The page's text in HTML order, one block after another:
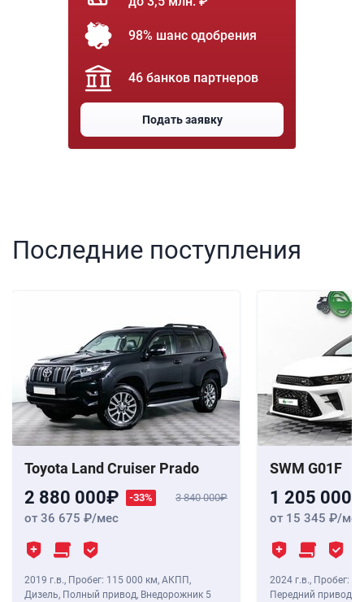
98% шанс одобрения
46 банков партнеров
Подать заявку
Последние поступления
Toyota Land Cruiser Prado
2 880 000 -33% 3 840 000
от 36 675 /мес
2019 г.в., Пробег: 115 000 км, АКПП,
Дизель, Полный привод, Внедорожник 5
SWM G01F
1 205 000
от 15 345 /мес
2024 г.в., Пробег: 8
Передний привод,